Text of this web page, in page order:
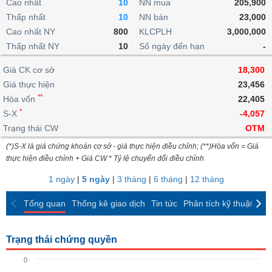
Giao
dịch
nội
bộ
Niên
giám
Tài
liệu
cổ
đông
Định
giá
Nước
ngoài
Tự
doanh
Top
cổ
phiếu
Bản
Thống
giao
dịch
dịch
Chứng
quyền
Tổng
quan
Thống
kê
dịch
Định
Thống
kê
giao
dịch
Tin
tức
tích
kỹ
thuật
Bảng
giá
Bộ
lọc
cổ
phiếu
cổ
Báo
mô
lai
Chứng
quyền
Trái
phiếu
doanh
nghiệp
Đào
Dịch
vụ
Cao nhất
10
Thấp nhất
10
Cao nhất NY
800
Thấp nhất NY
10
NN mua
205,900
NN bán
23,000
KLCPLH
3,000,000
Số ngày đến hạn
-
Giá CK cơ sở
18,300
Giá thực hiện
23,456
Hòa vốn **
22,405
S-X *
-4,057
Trạng thái CW
OTM
(*)S-X là giá chứng khoán cơ sở - giá thực hiện điều chỉnh; (**)Hòa vốn = Giá
thực hiện điều chỉnh + Giá CW * Tỷ lệ chuyển đổi điều chỉnh
1 ngày| 5 ngày| 3 tháng | 6 tháng | 12 tháng
Tổng quan Thống kê giao dịch Tin tức Phân tích kỹ thuật
Trạng thái chứng quyền
0
BẤT
ĐỘNG
SẢN
TÀI
CHÍNH
HÀNG
HÓA
KINH
TẾ
THẾ